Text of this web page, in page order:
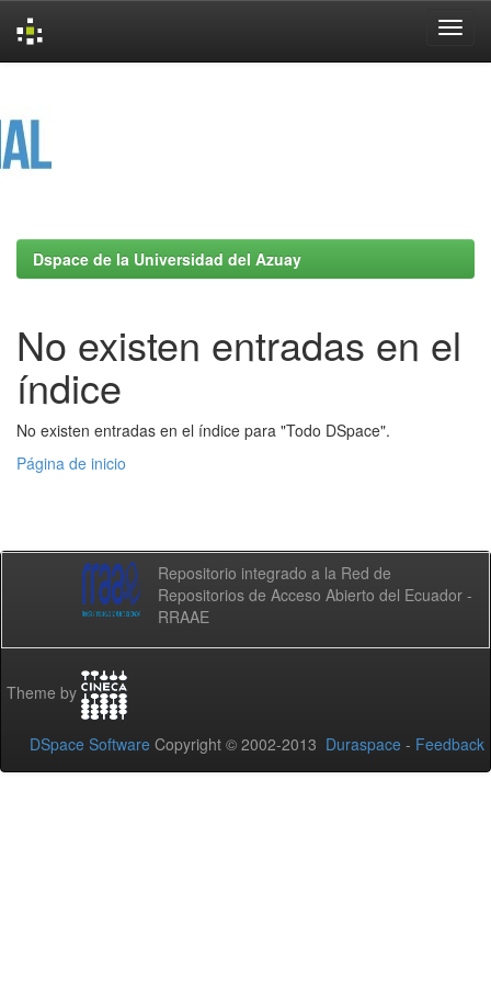
Dspace de la Universidad del Azuay
No existen entradas en el
índice
No existen entradas en el índice para "Todo DSpace".
Página de inicio
Repositorio integrado a la Red de
Repositorios de Acceso Abierto del Ecuador -
RRAAE
Theme by
DSpace Software Copyright © 2002-2013 Duraspace - Feedback